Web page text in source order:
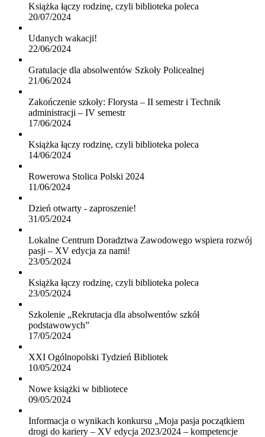
Książka łączy rodzinę, czyli biblioteka poleca
20/07/2024
Udanych wakacji!
22/06/2024
Gratulacje dla absolwentów Szkoły Policealnej
21/06/2024
Zakończenie szkoły: Florysta – II semestr i Technik
administracji – IV semestr
17/06/2024
Książka łączy rodzinę, czyli biblioteka poleca
14/06/2024
Rowerowa Stolica Polski 2024
11/06/2024
Dzień otwarty - zaproszenie!
31/05/2024
Lokalne Centrum Doradztwa Zawodowego wspiera rozwój
pasji – XV edycja za nami!
23/05/2024
Książka łączy rodzinę, czyli biblioteka poleca
23/05/2024
Szkolenie „Rekrutacja dla absolwentów szkół
podstawowych”
17/05/2024
XXI Ogólnopolski Tydzień Bibliotek
10/05/2024
Nowe książki w bibliotece
09/05/2024
Informacja o wynikach konkursu „Moja pasja początkiem
drogi do kariery – XV edycja 2023/2024 – kompetencje